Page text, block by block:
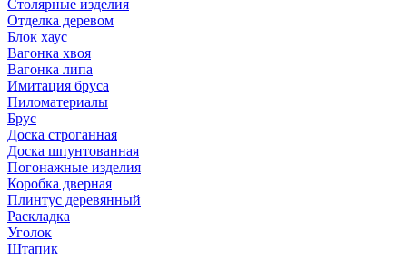
Столярные изделия
Отделка деревом
Блок хаус
Вагонка хвоя
Вагонка липа
Имитация бруса
Пиломатериалы
Брус
Доска строганная
Доска шпунтованная
Погонажные изделия
Коробка дверная
Плинтус деревянный
Раскладка
Уголок
Штапик